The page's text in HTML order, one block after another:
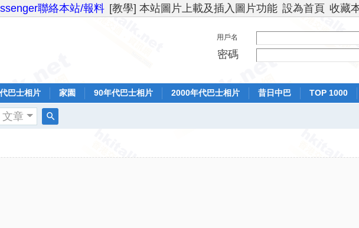
聯絡本站/報料 [教學] 本站圖片上載及插入圖片功能 設為首頁 收藏
用戶名
密碼
巴士相片 家園 90年代巴士相片 2000年代巴士相片 昔日中巴 TOP 1000
文章